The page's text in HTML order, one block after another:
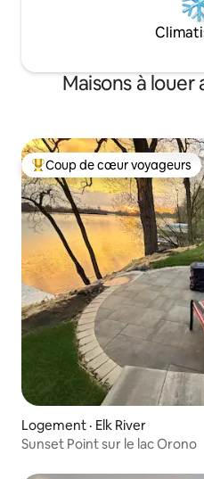
Maisons à
Coup de cœur voyageurs
Coup de cœur voyageurs
Logement · Elk River
Sunset Point sur le lac Orono